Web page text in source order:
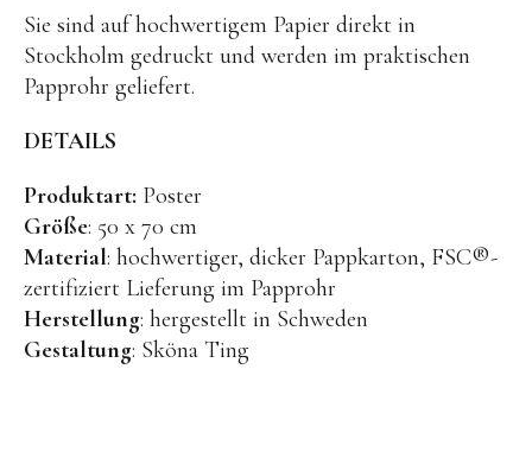
BENA | Holzbausteine
Min Min Copenhagen
just dutch Kuscheltiere
HAPE Spielzeug
OYOY living Spielzeug
Kraul Spielzeug
Wilesco Dampfmaschinen
Sie sind auf hochwertigem Papier direkt in
Stockholm gedruckt und werden im praktischen
Papprohr geliefert.
DETAILS
Produktart: Poster
Größe: 50 x 70 cm
Material: hochwertiger, dicker Pappkarton, FSC®-
zertifiziert Lieferung im Papprohr
Herstellung: hergestellt in Schweden
Gestaltung: Sköna Ting